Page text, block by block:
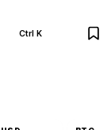
Ctrl K